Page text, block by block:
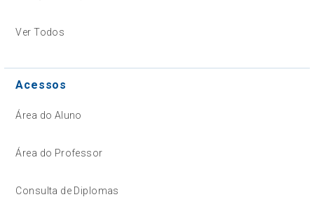
Ver Todos
Acessos
Área do Aluno
Área do Professor
Consulta de Diplomas